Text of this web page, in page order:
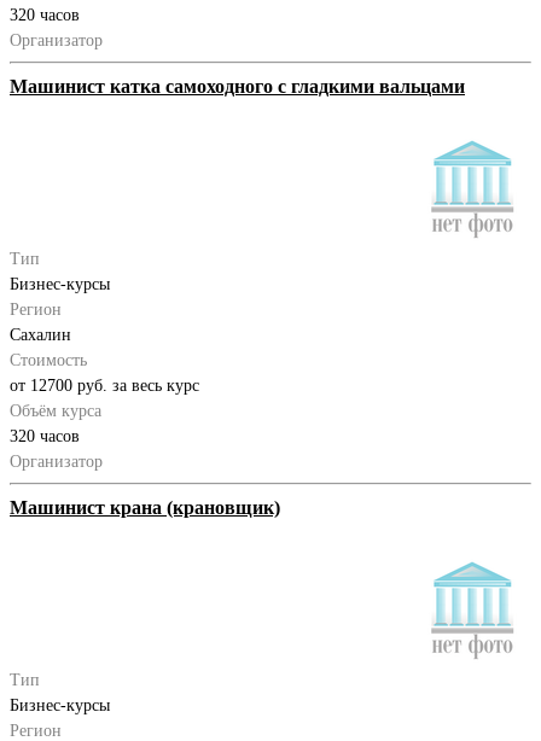
320 часов
Организатор
Машинист катка самоходного с гладкими вальцами
Тип
Бизнес-курсы
Регион
Сахалин
Стоимость
от 12700 руб. за весь курс
Объём курса
320 часов
Организатор
Машинист крана (крановщик)
Тип
Бизнес-курсы
Регион